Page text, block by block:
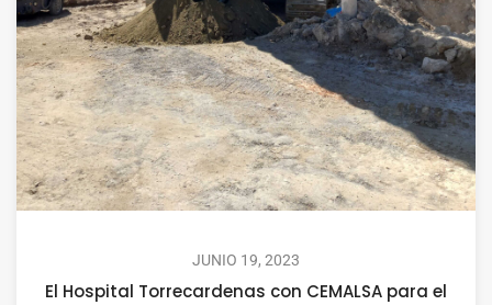
JUNIO 19, 2023
El Hospital Torrecardenas con CEMALSA para el